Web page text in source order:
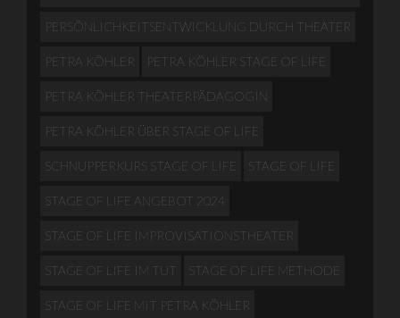
PERSÖNLICHKEITSENTWICKLUNG DURCH THEATER
PETRA KÖHLER PETRA KÖHLER STAGE OF LIFE
PETRA KÖHLER THEATERPÄDAGOGIN
PETRA KÖHLER ÜBER STAGE OF LIFE
SCHNUPPERKURS STAGE OF LIFE STAGE OF LIFE
STAGE OF LIFE ANGEBOT 2024
STAGE OF LIFE IMPROVISATIONSTHEATER
STAGE OF LIFE IM TUT STAGE OF LIFE METHODE
STAGE OF LIFE MIT PETRA KÖHLER